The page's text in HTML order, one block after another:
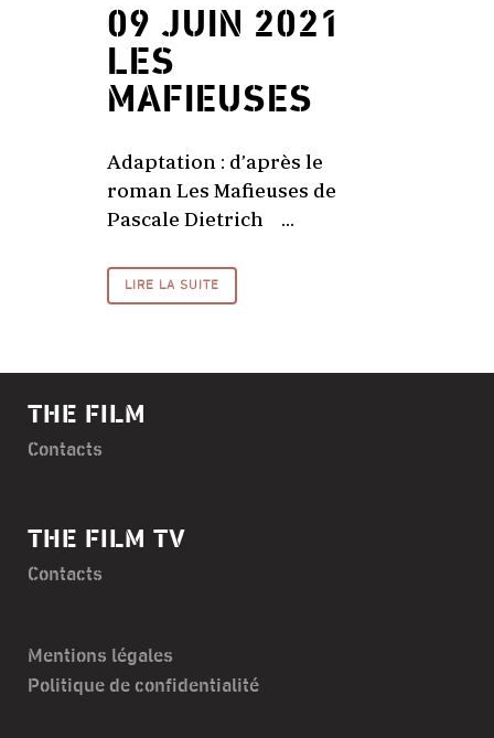
09 JUIN 2021
LES
MAFIEUSES
Adaptation : d’après le
roman Les Mafieuses de
Pascale Dietrich ...
LIRE LA SUITE
THE FILM
Contacts
THE FILM TV
Contacts
Mentions légales
Politique de confidentialité